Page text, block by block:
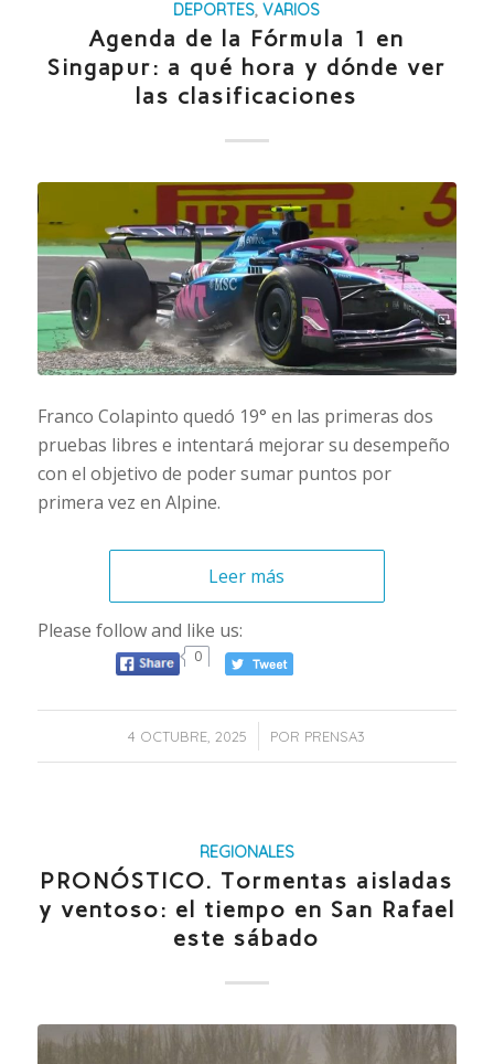
DEPORTES,VARIOS
Agenda de la Fórmula 1 en
Singapur: a qué hora y dónde ver
las clasificaciones
Franco Colapinto quedó 19° en las primeras dos
pruebas libres e intentará mejorar su desempeño
con el objetivo de poder sumar puntos por
primera vez en Alpine.
Leer más
Please follow and like us:
0
4 OCTUBRE, 2025
/ POR PRENSA3
REGIONALES
PRONÓSTICO. Tormentas aisladas
y ventoso: el tiempo en San Rafael
este sábado